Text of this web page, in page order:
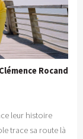
Rocand
leur histoire
trace sa route là